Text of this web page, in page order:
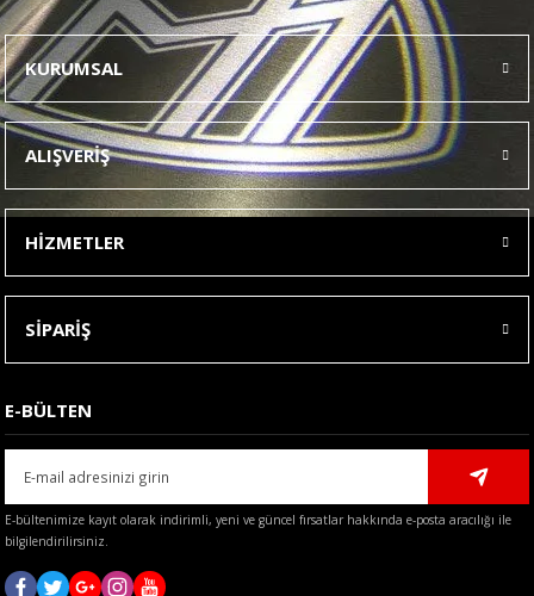
Bu ürünün fiyat bilgisi, resim, ürün açıklamalarında ve diğer
konularda yetersiz gördüğünüz noktaları öneri formunu kullanarak
tarafımıza iletebilirsiniz.
Görüş ve önerileriniz için teşekkür ederiz.
Ürün resmi kalitesiz, bozuk veya görüntülenemiyor.
Ürün açıklamasında eksik bilgiler bulunuyor.
Ürün bilgilerinde hatalar bulunuyor.
Ürün fiyatı diğer sitelerden daha pahalı.
Bu ürüne benzer farklı alternatifler olmalı.
Gönder
KURUMSAL
ALIŞVERİŞ
HİZMETLER
SİPARİŞ
E-BÜLTEN
E-bültenimize kayıt olarak indirimli, yeni ve güncel fırsatlar hakkında e-posta aracılığı ile
bilgilendirilirsiniz.